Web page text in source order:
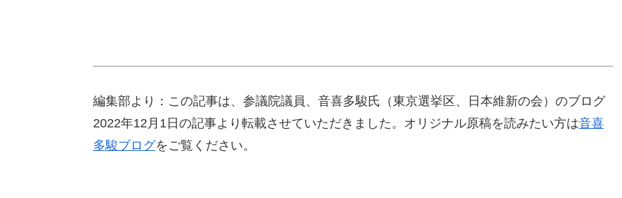
編集部より：この記事は、参議院議員、音喜多駿氏（東京選挙区、日本維新の会）のブログ
2022年12月1日の記事より転載させていただきました。オリジナル原稿を読みたい方は音喜
多駿ブログをご覧ください。